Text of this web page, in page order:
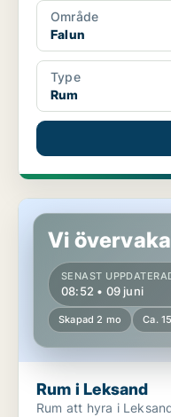
Område
Falun
Type
Rum
Rum i Leksand
Vi
SENAST
08:52 • 09 juni
Skapad 2 mo Ca.
Rum i Leksand
Rum att hyra i